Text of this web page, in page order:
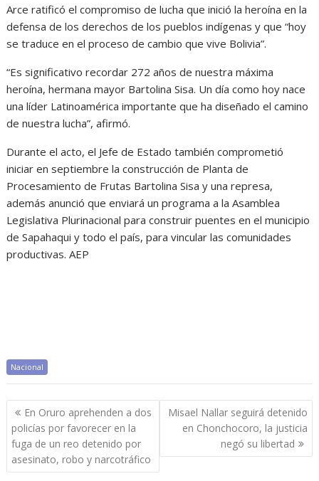
Arce ratificó el compromiso de lucha que inició la heroína en la
defensa de los derechos de los pueblos indígenas y que “hoy
se traduce en el proceso de cambio que vive Bolivia”.
“Es significativo recordar 272 años de nuestra máxima
heroína, hermana mayor Bartolina Sisa. Un día como hoy nace
una líder Latinoamérica importante que ha diseñado el camino
de nuestra lucha”, afirmó.
Durante el acto, el Jefe de Estado también comprometió
iniciar en septiembre la construcción de Planta de
Procesamiento de Frutas Bartolina Sisa y una represa,
además anunció que enviará un programa a la Asamblea
Legislativa Plurinacional para construir puentes en el municipio
de Sapahaqui y todo el país, para vincular las comunidades
productivas. AEP
Nacional
Navegación
de
entradas
En Oruro aprehenden a dos
policías por favorecer en la
fuga de un reo detenido por
asesinato, robo y narcotráfico
Misael Nallar seguirá detenido
en Chonchocoro, la justicia
negó su libertad